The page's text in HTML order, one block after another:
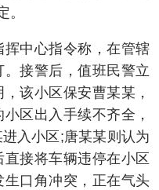
。
中心指令称，在管辖
接警后，值班民警立
该小区保安曹某某，
区出入手续不齐全，
入小区;唐某某则认为
接将车辆违停在小区
口角冲突，正在气头